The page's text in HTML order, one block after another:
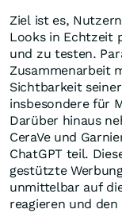
Ziel ist es,
Looks in Echtzeit
und zu testen.
Zusammenarbeit
Sichtbarkeit
insbesondere für
Darüber hinaus
CeraVe und
ChatGPT teil.
gestützte
unmittelbar auf
reagieren und